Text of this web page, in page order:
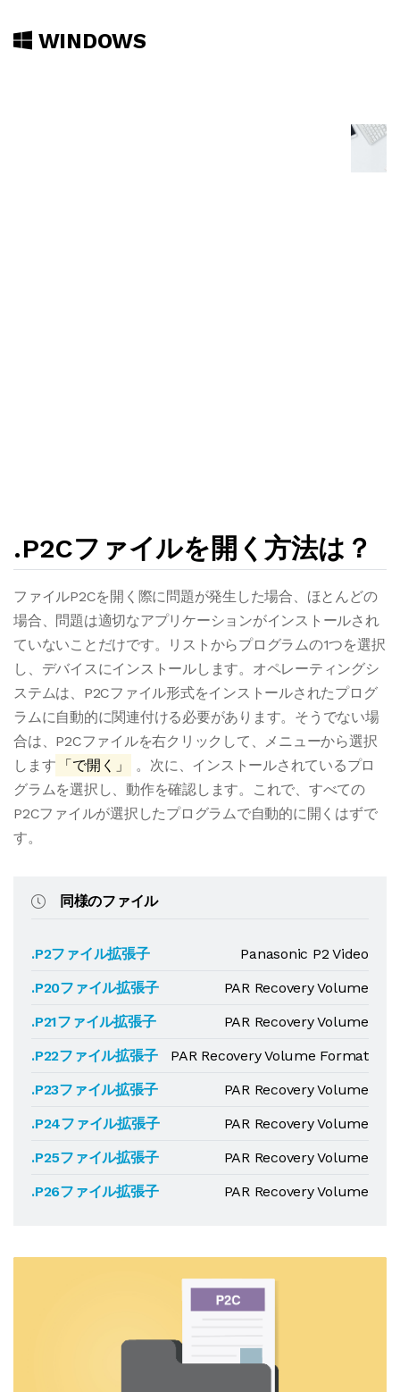
WINDOWS
.P2Cファイルを開く方法は？
ファイルP2Cを開く際に問題が発生した場合、ほとんどの
場合、問題は適切なアプリケーションがインストールされ
ていないことだけです。リストからプログラムの1つを選択
し、デバイスにインストールします。オペレーティングシ
ステムは、P2Cファイル形式をインストールされたプログ
ラムに自動的に関連付ける必要があります。そうでない場
合は、P2Cファイルを右クリックして、メニューから選択
します
「で開く」
。次に、インストールされているプロ
グラムを選択し、動作を確認します。これで、すべての
P2Cファイルが選択したプログラムで自動的に開くはずで
す。
同様のファイル
.P2ファイル拡張子
Panasonic P2 Video
.P20ファイル拡張子
PAR Recovery Volume
.P21ファイル拡張子
PAR Recovery Volume
.P22ファイル拡張子
PAR Recovery Volume Format
.P23ファイル拡張子
PAR Recovery Volume
.P24ファイル拡張子
PAR Recovery Volume
.P25ファイル拡張子
PAR Recovery Volume
.P26ファイル拡張子
PAR Recovery Volume